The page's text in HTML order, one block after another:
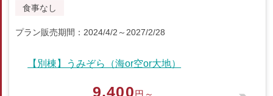
食事なし
プラン販売期間：2024/4/2～2027/2/28
【別棟】うみぞら（海or空or大地）
9,400円～